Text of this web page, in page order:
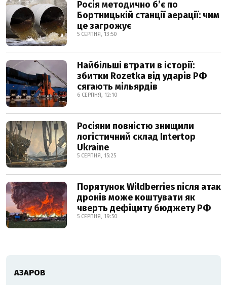
Росія методично б’є по
Бортницькій станції аерації: чим
це загрожує
5 СЕРПНЯ, 13:50
Найбільші втрати в історії:
збитки Rozetka від ударів РФ
сягають мільярдів
6 СЕРПНЯ, 12:10
Росіяни повністю знищили
логістичний склад Intertop
Ukraine
5 СЕРПНЯ, 15:25
Порятунок Wildberries після атак
дронів може коштувати як
чверть дефіциту бюджету РФ
5 СЕРПНЯ, 19:50
АЗАРОВ